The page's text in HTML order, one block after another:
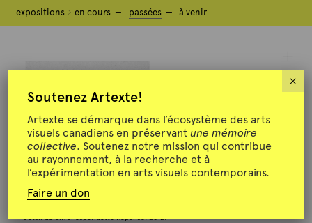
expositions en cours passées à venir
expositions en cours passées à venir
Détail de Envoi esperluette Réponse, 2012.
Soutenez Artexte!
Artexte se démarque dans l’écosystème des arts
visuels canadiens en préservantune mémoire
collective. Soutenez notre mission qui contribue
au rayonnement, à la recherche et à
l’expérimentation en arts visuels contemporains.
Faire un don
×